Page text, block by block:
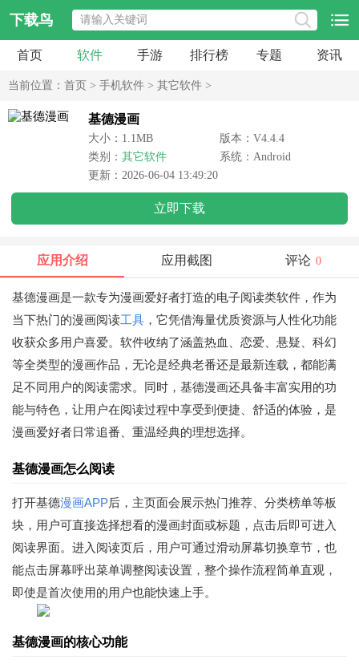
下载鸟
首页 软件 手游 排行榜 专题 资讯
当前位置： 首页 > 手机软件 > 其它软件 >
基德漫画
大小：1.1MB
版本：V4.4.4
类别： 其它软件
系统：Android
更新：2026-06-04 13:49:20
立即下载
应用介绍 应用截图 评论 0
基德漫画是一款专为漫画爱好者打造的电子阅读类软件，作为
当下热门的漫画阅读工具 ，它凭借海量优质资源与人性化功能
收获众多用户喜爱。软件收纳了涵盖热血、恋爱、悬疑、科幻
等全类型的漫画作品，无论是经典老番还是最新连载，都能满
足不同用户的阅读需求。同时，基德漫画还具备丰富实用的功
能与特色，让用户在阅读过程中享受到便捷、舒适的体验，是
漫画爱好者日常追番、重温经典的理想选择。
基德漫画怎么阅读
打开基德漫画APP后，主页面会展示热门推荐、分类榜单等板
块，用户可直接选择想看的漫画封面或标题，点击后即可进入
阅读界面。进入阅读页后，用户可通过滑动屏幕切换章节，也
能点击屏幕呼出菜单调整阅读设置，整个操作流程简单直观，
即使是首次使用的用户也能快速上手。
基德漫画的核心功能